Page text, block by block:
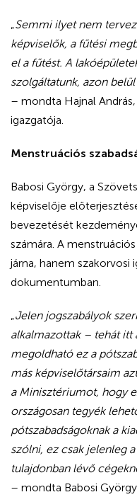
„Semmi ilyet nem
képviselők, a fűtési
el a fűtést. A
szolgáltatunk, azon
– mondta Hajnal
igazgatója.
Menstruációs
Babosi György, a
képviselője
bevezetését
számára. A
járna, hanem szakorvosi
dokumentumban.
„Jelen jogszabályok
alkalmazottak – tehát itt
megoldható ez a
más képviselőtársaim
a Minisztériumot, hogy
országosan tegyék
pótszabadságoknak a
szólni, ez csak jelenleg
tulajdonban lévő
– mondta Babosi